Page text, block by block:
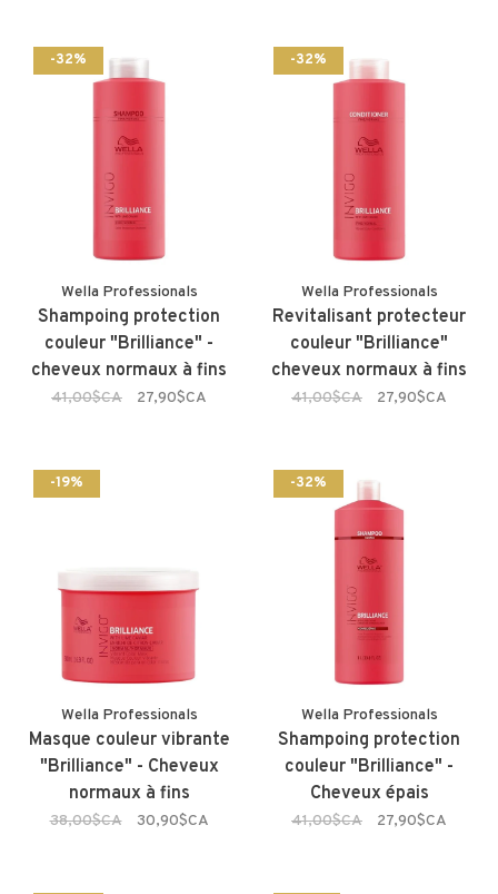
-32%
Wella Professionals
Shampoing protection
couleur "Brilliance" -
cheveux normaux à fins
41,00$CA 27,90$CA
-32%
Wella Professionals
Revitalisant protecteur
couleur "Brilliance"
cheveux normaux à fins
41,00$CA 27,90$CA
-19%
Wella Professionals
Masque couleur vibrante
"Brilliance" - Cheveux
normaux à fins
38,00$CA 30,90$CA
-32%
Wella Professionals
Shampoing protection
couleur "Brilliance" -
Cheveux épais
41,00$CA 27,90$CA